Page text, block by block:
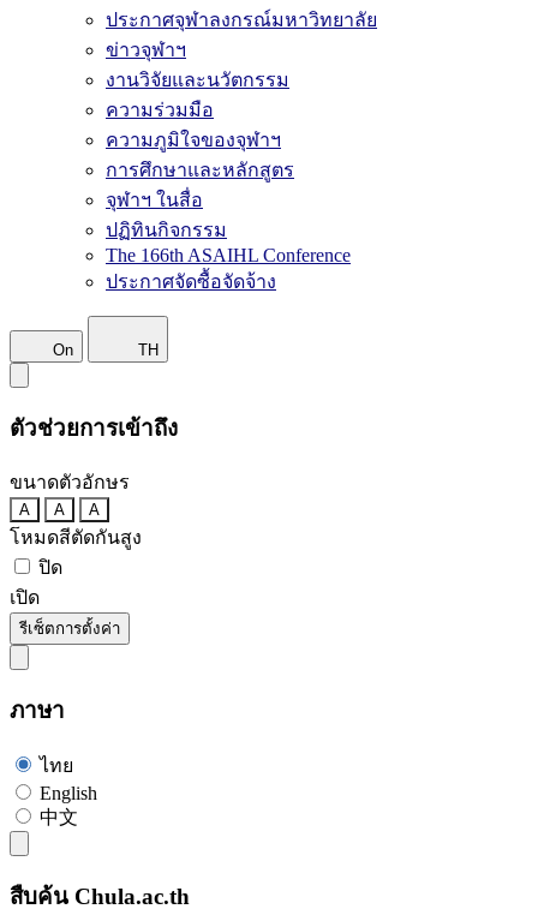
ประกาศจุฬาลงกรณ์มหาวิทยาลัย
ข่าวจุฬาฯ
งานวิจัยและนวัตกรรม
ความร่วมมือ
ความภูมิใจของจุฬาฯ
การศึกษาและหลักสูตร
จุฬาฯ ในสื่อ
ปฏิทินกิจกรรม
The 166th ASAIHL Conference
ประกาศจัดซื้อจัดจ้าง
On TH
ตัวช่วยการเข้าถึง
ขนาดตัวอักษร
A A A
โหมดสีตัดกันสูง
ปิด
เปิด
รีเซ็ตการตั้งค่า
ภาษา
ไทย
English
中文
สืบค้น Chula.ac.th